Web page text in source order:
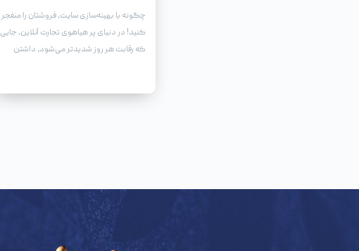
چگونه با بهینه‌سازی سایت، فروشتان را منفجر
کنید! در دنیای پر هیاهوی تجارت آنلاین، جایی
که رقابت هر روز شدیدتر می‌شود، داشتن